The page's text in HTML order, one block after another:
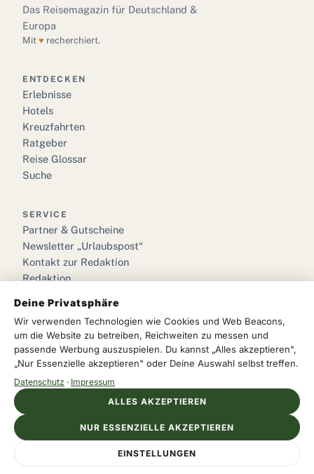
Das Reisemagazin für Deutschland &
Europa
Mit ♥ recherchiert.
ENTDECKEN
Erlebnisse
Hotels
Kreuzfahrten
Ratgeber
Reise Glossar
Suche
SERVICE
Partner & Gutscheine
Newsletter „Urlaubspost“
Kontakt zur Redaktion
Redaktion
RECHTLICHES
Impressum
Datenschutz
Cookie-Einstellungen
© 2026 we love urlaub · Das Reisemagazin für Deutschland &
Europa
DatenschutzCookies
Anzeige
Europas Flüsse – alles inklusive
Deine Privatsphäre
Wir verwenden Technologien wie Cookies und Web Beacons,
um die Website zu betreiben, Reichweiten zu messen und
passende Werbung auszuspielen. Du kannst „Alles akzeptieren",
„Nur Essenzielle akzeptieren" oder Deine Auswahl selbst treffen.
Datenschutz · Impressum
EINSTELLUNGEN
NUR ESSENZIELLE AKZEPTIEREN
ALLES AKZEPTIEREN